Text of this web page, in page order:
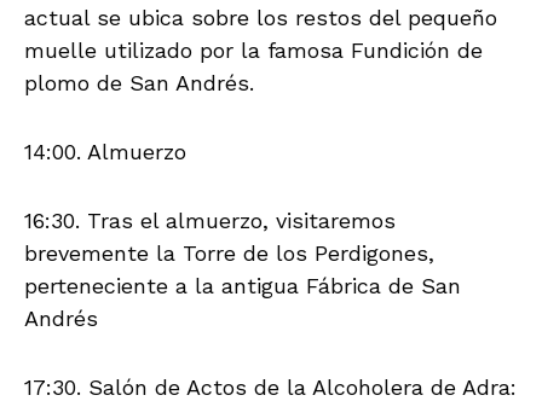
actual se ubica sobre los restos del pequeño
muelle utilizado por la famosa Fundición de
plomo de San Andrés.
14:00. Almuerzo
16:30. Tras el almuerzo, visitaremos
brevemente la Torre de los Perdigones,
perteneciente a la antigua Fábrica de San
Andrés
17:30. Salón de Actos de la Alcoholera de Adra: